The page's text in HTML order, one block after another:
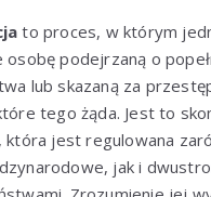
to proces, w którym
osobę podejrzaną o
lub skazaną za
tego żąda. Jest to
która jest regulowana
jak i